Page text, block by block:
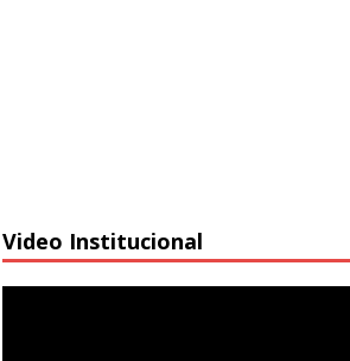
Video Institucional